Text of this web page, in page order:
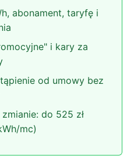
abonament, taryfę i
i kary za
od umowy bez
do 525 zł
mc)